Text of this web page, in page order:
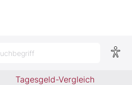
Tagesgeld-Vergleich